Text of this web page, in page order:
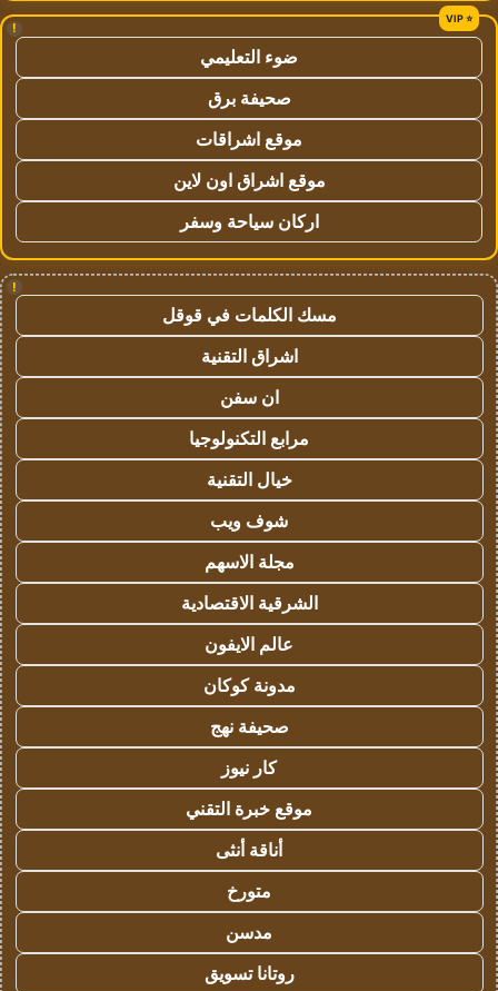
!
ضوء التعليمي
صحيفة برق
موقع اشراقات
موقع اشراق اون لاين
اركان سياحة وسفر
!
مسك الكلمات في قوقل
اشراق التقنية
ان سفن
مرابع التكنولوجيا
خيال التقنية
شوف ويب
مجلة الاسهم
الشرقية الاقتصادية
عالم الايفون
مدونة كوكان
صحيفة نهج
كار نيوز
موقع خبرة التقني
أناقة أنثى
متورخ
مدسن
روتانا تسويق